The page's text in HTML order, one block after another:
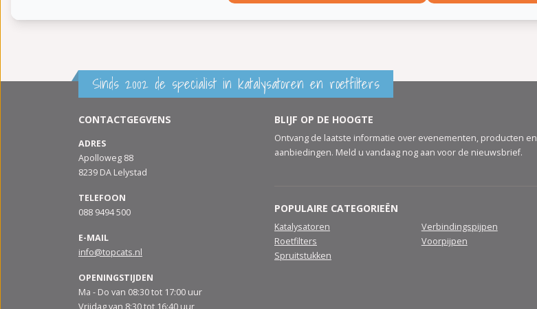
Sinds 2002 de specialist in katalysatoren en roetfilters
CONTACTGEGVENS
ADRES
Apolloweg 88
8239 DA Lelystad
TELEFOON
088 9494 500
E-MAIL
info@topcats.nl
OPENINGSTIJDEN
Ma - Do van 08:30 tot 17:00 uur
BLIJF OP DE HOOGTE
Ontvang de laatste informatie over evenementen, producten en
aanbiedingen. Meld u vandaag nog aan voor de nieuwsbrief.
POPULAIRE CATEGORIEËN
Katalysatoren
Roetfilters
Spruitstukken
Verbindingspijpen
Voorpijpen